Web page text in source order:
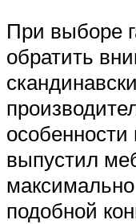
При выборе
обратить
особенности
выпустил
максимально
подобной